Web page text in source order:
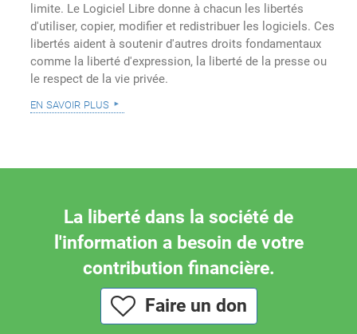
limite. Le Logiciel Libre donne à chacun les libertés
d'utiliser, copier, modifier et redistribuer les logiciels. Ces
libertés aident à soutenir d'autres droits fondamentaux
comme la liberté d'expression, la liberté de la presse ou
le respect de la vie privée.
en savoir plus
La liberté dans la société de
l'information a besoin de votre
contribution financière.
Faire un don